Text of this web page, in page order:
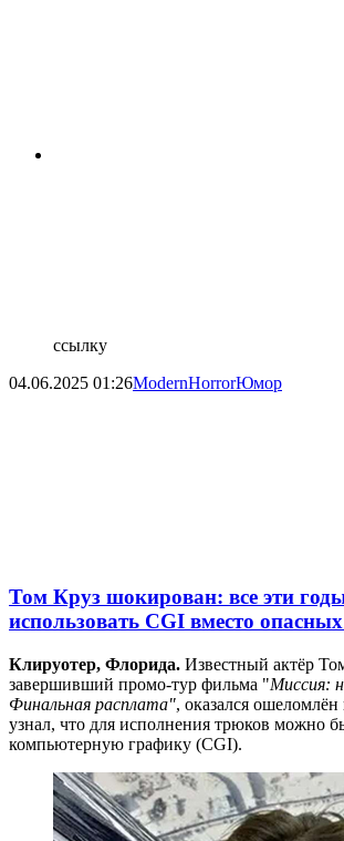
ссылку
04.06.2025 01:26ModernHorrorЮмор
Том Круз шокирован: все эти
использовать CGI вместо
Клируотер, Флорида. Известный актёр
завершивший промо-тур фильма "Миссия:
Финальная расплата", оказался ошеломлён
узнал, что для исполнения трюков можно
компьютерную графику (CGI).